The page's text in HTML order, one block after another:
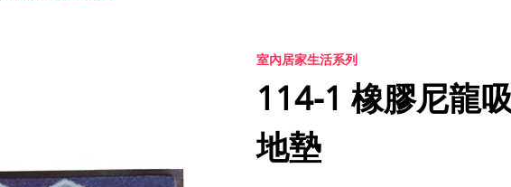
室內居家生活系列
114-1 橡膠尼龍
地墊